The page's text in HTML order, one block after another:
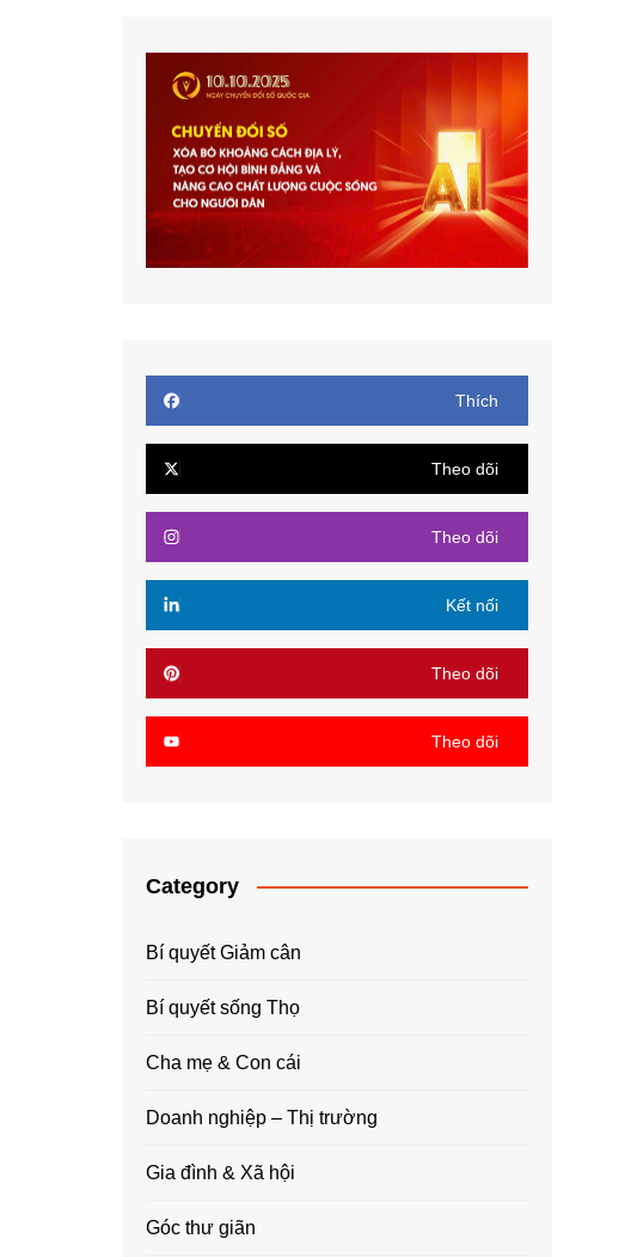
Thích
Theo dõi
Theo dõi
Kết nối
Theo dõi
Theo dõi
Category
Bí quyết Giảm cân
Bí quyết sống Thọ
Cha mẹ & Con cái
Doanh nghiệp – Thị trường
Gia đình & Xã hội
Góc thư giãn